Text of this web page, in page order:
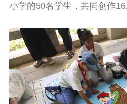
小学的50名学生，共同创作16